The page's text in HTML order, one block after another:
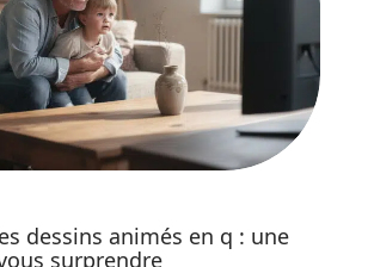
dessins animés en q : une
surprendre